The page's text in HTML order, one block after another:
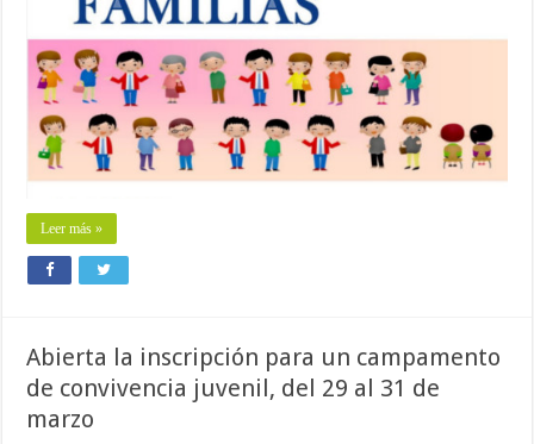
Leer más »
Abierta la inscripción para un campamento
de convivencia juvenil, del 29 al 31 de
marzo